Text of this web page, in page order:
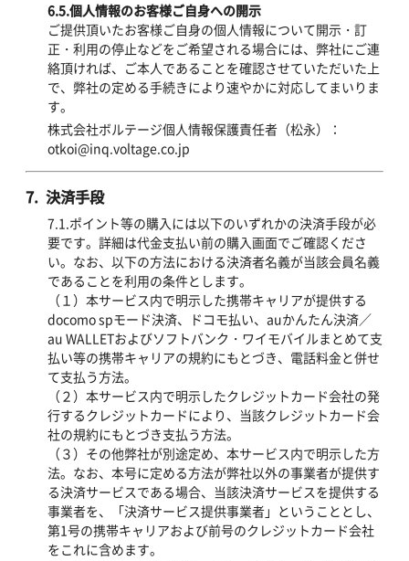
6.5.個人情報のお客様ご自身への開示
ご提供頂いたお客様ご自身の個人情報について開示・訂
正・利用の停止などをご希望される場合には、弊社にご連
絡頂ければ、ご本人であることを確認させていただいた上
で、弊社の定める手続きにより速やかに対応してまいりま
す。
株式会社ボルテージ個人情報保護責任者（松永）：
otkoi@inq.voltage.co.jp
7. 決済手段
7.1.ポイント等の購入には以下のいずれかの決済手段が必
要です。詳細は代金支払い前の購入画面でご確認くださ
い。なお、以下の方法における決済者名義が当該会員名義
であることを利用の条件とします。
（１）本サービス内で明示した携帯キャリアが提供する
docomo spモード決済、ドコモ払い、auかんたん決済／
au WALLETおよびソフトバンク・ワイモバイルまとめて支
払い等の携帯キャリアの規約にもとづき、電話料金と併せ
て支払う方法。
（２）本サービス内で明示したクレジットカード会社の発
行するクレジットカードにより、当該クレジットカード会
社の規約にもとづき支払う方法。
（３）その他弊社が別途定め、本サービス内で明示した方
法。なお、本号に定める方法が弊社以外の事業者が提供す
る決済サービスである場合、当該決済サービスを提供する
事業者を、「決済サービス提供事業者」ということとし、
第1号の携帯キャリアおよび前号のクレジットカード会社
をこれに含めます。